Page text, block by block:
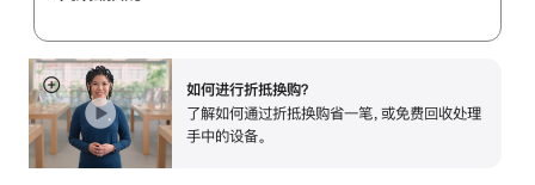
划：
如何进行折抵换购？
了解如何通过折抵换购省一笔，或免费回收处理
手中的设备。
展
开